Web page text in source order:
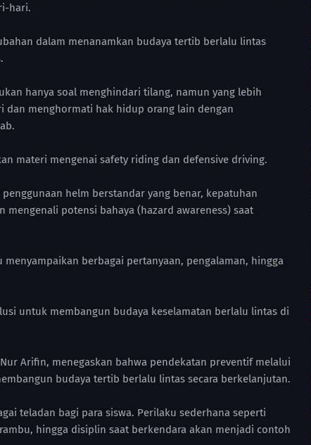
hari.
dalam menanamkan budaya tertib berlalu lintas
hanya soal menghindari tilang, namun yang lebih
menghormati hak hidup orang lain dengan
materi mengenai safety riding dan defensive driving.
helm berstandar yang benar, kepatuhan
potensi bahaya (hazard awareness) saat
berbagai pertanyaan, pengalaman, hingga
untuk membangun budaya keselamatan berlalu lintas di
Arifin, menegaskan bahwa pendekatan preventif melalui
budaya tertib berlalu lintas secara berkelanjutan.
teladan bagi para siswa. Perilaku sederhana seperti
hingga disiplin saat berkendara akan menjadi contoh